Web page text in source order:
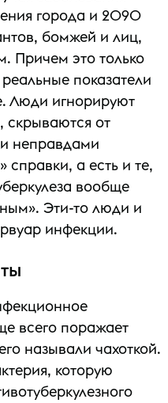
города и 2090
бомжей и лиц,
Причем это только
показатели
Люди игнорируют
скрываются от
неправдами
а есть и те,
вообще
Эти-то люди и
инфекции.
всего поражает
называли чахоткой.
которую